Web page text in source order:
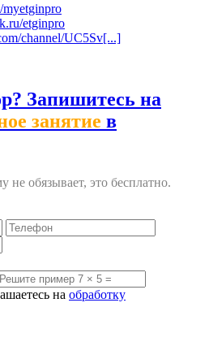
etginpro
channel/UC5Sv[...]
Запишитесь на
занятие в
не обязывает, это бесплатно.
на обработку